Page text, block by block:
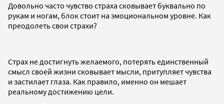
Довольно часто чувство страха сковывает буквально по
рукам и ногам, блок стоит на эмоциональном уровне. Как
преодолеть свои страхи?
Страх не достигнуть желаемого, потерять единственный
смысл своей жизни сковывает мысли, притупляет чувства
и застилает глаза. Как правило, именно он мешает
реальному достижению цели.